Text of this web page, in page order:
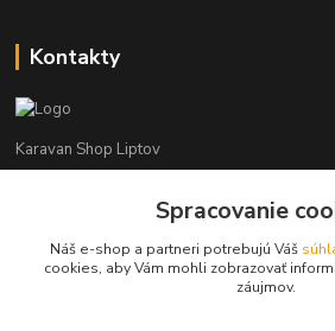
Kontakty
Karavan Shop Liptov
+421 903 626 885
info@karavanshopliptov.sk
Spracovanie
Náš e-shop a partneri potrebujú Váš
cookies, aby Vám mohli zobrazovať
záujmov.